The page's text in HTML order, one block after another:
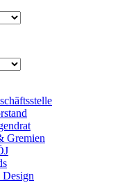
Gremien
Design